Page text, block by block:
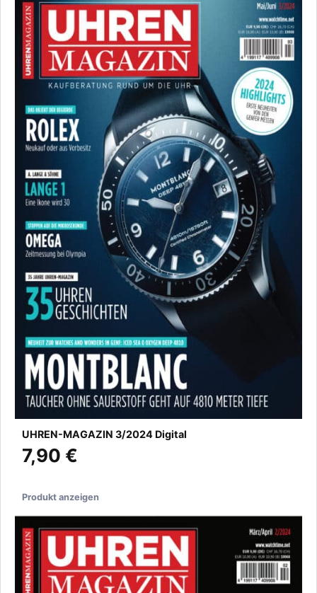
UHREN-MAGAZIN 3/2024 Digital
7,90 €
Produkt anzeigen